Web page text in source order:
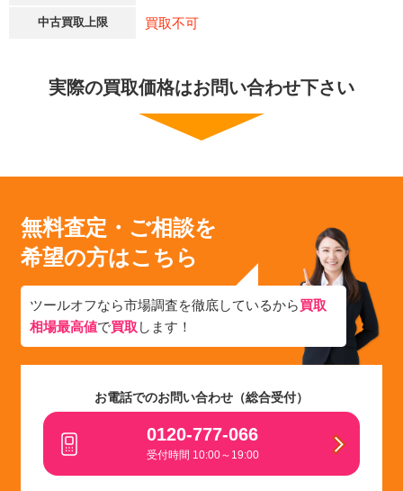
中古買取上限 買取不可
実際の買取価格はお問い合わせ下さい
無料査定・ご相談を
希望の方はこちら
ツールオフなら市場調査を徹底しているから買取
相場最高値で買取 します！
お電話でのお問い合わせ（総合受付）
0120-777-066
受付時間 10:00～19:00